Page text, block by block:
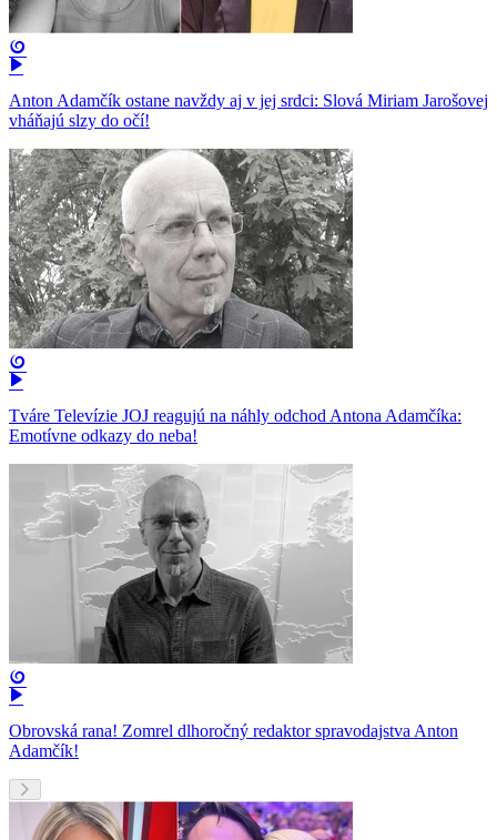
Anton Adamčík ostane navždy aj v jej srdci: Slová Miriam Jarošovej
vháňajú slzy do očí!
Tváre Televízie JOJ reagujú na náhly odchod Antona Adamčíka:
Emotívne odkazy do neba!
Obrovská rana! Zomrel dlhoročný redaktor spravodajstva Anton
Adamčík!